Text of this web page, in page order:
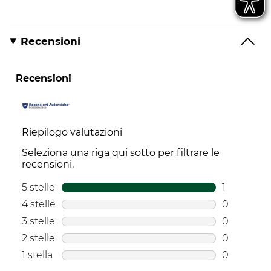
Recensioni
Recensioni
Riepilogo valutazioni
Seleziona una riga qui sotto per filtrare le
recensioni.
5 stelle stelle
1
1
4 stelle stelle
0
0
3 stelle stelle
0
0
2 stelle stelle
0
0
1 stella stelle
0